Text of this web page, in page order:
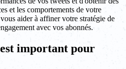
et les comportements de votre
aider à affiner votre stratégie de
avec vos abonnés.
important pour